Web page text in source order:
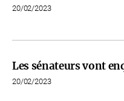
20/02/2023
Les sénateurs vont
20/02/2023